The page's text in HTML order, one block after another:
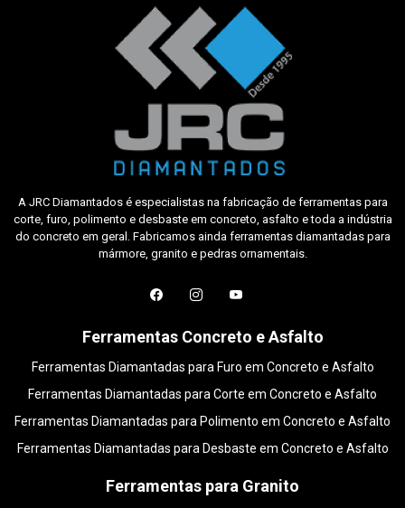
A JRC Diamantados é especialistas na fabricação de ferramentas para
corte, furo, polimento e desbaste em concreto, asfalto e toda a indústria
do concreto em geral. Fabricamos ainda ferramentas diamantadas para
mármore, granito e pedras ornamentais.
Ferramentas Concreto e Asfalto
Ferramentas Diamantadas para Furo em Concreto e Asfalto
Ferramentas Diamantadas para Corte em Concreto e Asfalto
Ferramentas Diamantadas para Polimento em Concreto e Asfalto
Ferramentas Diamantadas para Desbaste em Concreto e Asfalto
Ferramentas para Granito